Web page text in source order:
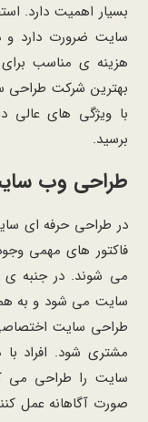
بسیار اهمیت دارد.
سایت ضرورت دارد و
هزینه ی مناسب
بهترین شرکت طراحی
با ویژگی های عالی
برسید.
طراحی وب
در طراحی حرفه ای
فاکتور های مهمی
می شوند. در جنبه ی
سایت می شود و به
طراحی سایت
مشتری شود. افراد
سایت را طراحی می
صورت آگاهانه عمل